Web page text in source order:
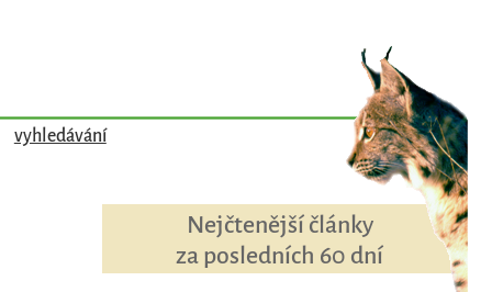
vyhledávání
Nejčtenější články
za posledních 60 dní